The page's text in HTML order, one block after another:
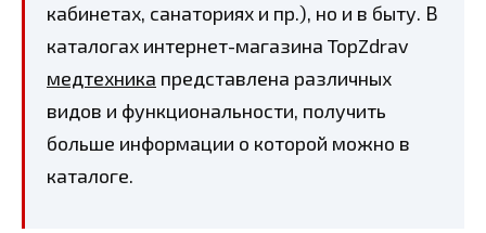
кабинетах, санаториях и пр.), но и в быту. В
каталогах интернет-магазина TopZdrav
медтехника представлена различных
видов и функциональности, получить
больше информации о которой можно в
каталоге.